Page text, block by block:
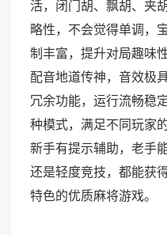
活，闭门胡、飘胡、夹
略性，不会觉得单调，
制丰富，提升对局趣味
配音地道传神，音效极
冗余功能，运行流畅稳
种模式，满足不同玩家
新手有提示辅助，老手
还是轻度竞技，都能获
特色的优质麻将游戏。